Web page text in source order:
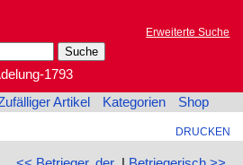
Erweiterte Suche
1793
Artikel Kategorien Shop
DRUCKEN